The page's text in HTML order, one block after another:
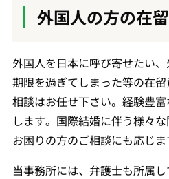
外国人の方の在
外国人を日本に呼び寄せたい
期限を過ぎてしまった等の在
相談はお任せ下さい。経験豊
します。国際結婚に伴う様々
お困りの方のご相談にも応じま
当事務所には、弁護士も所属